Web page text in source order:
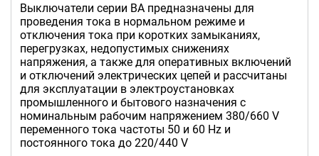
Выключатели серии ВА предназначены для
проведения тока в нормальном режиме и
отключения тока при коротких замыканиях,
перегрузках, недопустимых снижениях
напряжения, а также для оперативных включений
и отключений электрических цепей и рассчитаны
для эксплуатации в электроустановках
промышленного и бытового назначения с
номинальным рабочим напряжением 380/660 V
переменного тока частоты 50 и 60 Hz и
постоянного тока до 220/440 V